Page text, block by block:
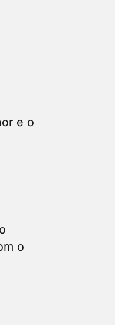
e o
o